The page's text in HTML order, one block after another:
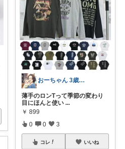
おーちゃん 3歳児のママ
薄手のロンTって季節の変わり
目にほんと使い ...
￥ 899
0 0 3
コレ いいね